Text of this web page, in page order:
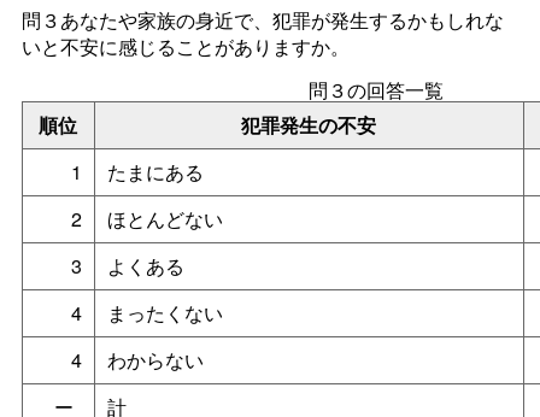
問３あなたや家族の身近で、犯罪が発生するかもしれな
いと不安に感じることがありますか。
順位 犯罪発生の不安
問３の回答一覧
1
たまにある
2
ほとんどない
3
よくある
4
まったくない
4
わからない
ー
計